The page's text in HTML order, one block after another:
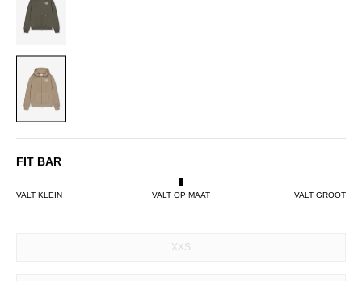
OLIVE
SAND
FIT BAR
VALT KLEIN VALT OP MAAT VALT GROOT
XXS